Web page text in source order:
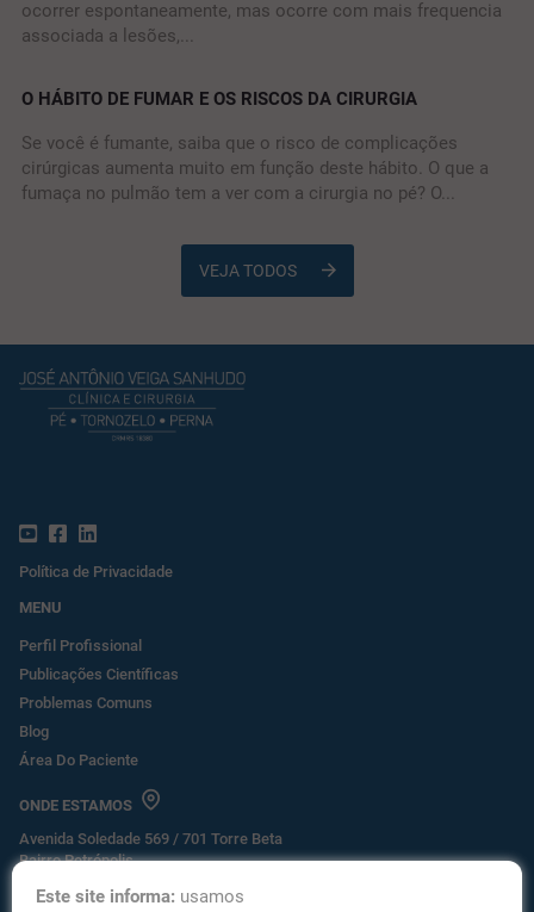
ocorrer espontaneamente, mas ocorre com mais frequencia
associada a lesões,...
O HÁBITO DE FUMAR E OS RISCOS DA CIRURGIA
Se você é fumante, saiba que o risco de complicações
cirúrgicas aumenta muito em função deste hábito. O que a
fumaça no pulmão tem a ver com a cirurgia no pé? O...
VEJA TODOS
Política de Privacidade
MENU
Perfil Profissional
Publicações Científicas
Problemas Comuns
Blog
Área Do Paciente
ONDE ESTAMOS
Avenida Soledade 569 / 701 Torre Beta
Bairro Petrópolis
Este site informa: usamos